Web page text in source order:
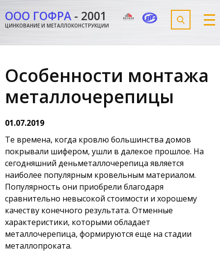
ООО ГОФРА - 2001
ЦИНКОВАНИЕ И МЕТАЛЛОКОНСТРУКЦИИ
Особенности монтажа
металлочерепицы
01.07.2019
Те времена, когда кровлю большинства домов
покрывали шифером, ушли в далекое прошлое. На
сегодняшний деньметаллочерепица является
наиболее популярным кровельным материалом.
Популярность они приобрели благодаря
сравнительно невысокой стоимости и хорошему
качеству конечного результата. Отменные
характеристики, которыми обладает
металлочерепица, формируются еще на стадии
металлопроката.